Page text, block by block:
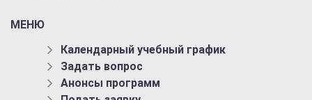
МЕНЮ
Календарный учебный график
Задать вопрос
Анонсы программ